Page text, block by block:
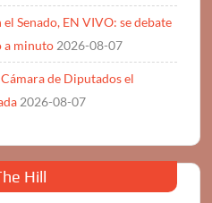
Senado, EN VIVO: se debate
a minuto 2026-08-07
de Diputados el
2026-08-07
Hill